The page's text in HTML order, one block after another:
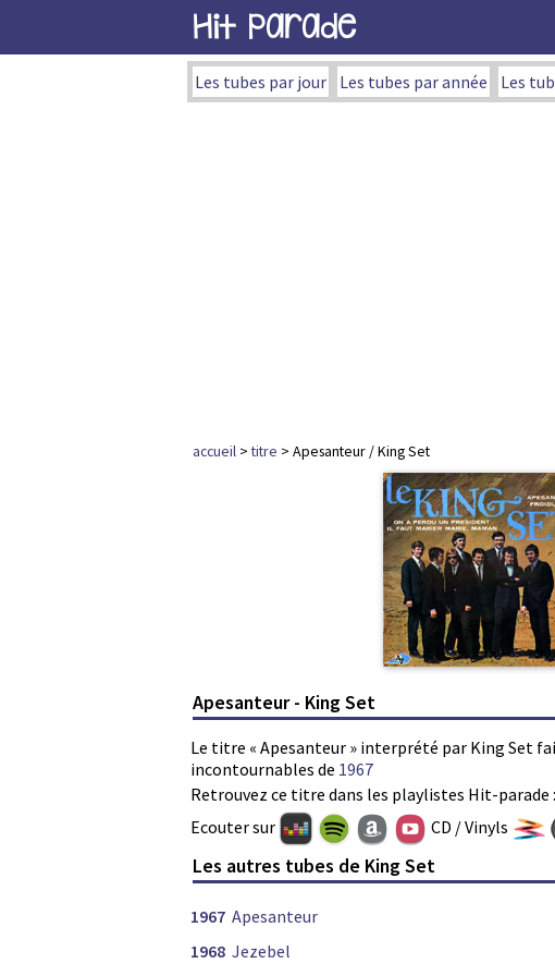
Hit Parade
Les tubes par jour Les tubes par année Les
accueil >titre > Apesanteur / King Set
Apesanteur - King Set
Le titre « Apesanteur » interprété par King Set
incontournables de 1967
Retrouvez ce titre dans les playlistes Hit-parade :
Ecouter sur CD / Vinyls
Les autres tubes de King Set
1967 Apesanteur
1968 Jezebel